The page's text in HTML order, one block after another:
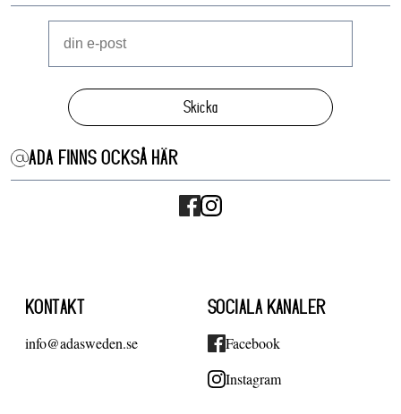
Skicka
ADA FINNS OCKSÅ HÄR
KONTAKT
info@adasweden.se
SOCIALA KANALER
Facebook
Instagram